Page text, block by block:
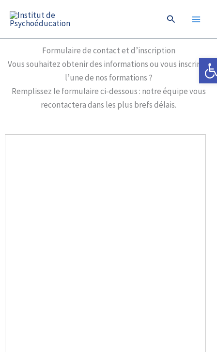
Rechercher
Formulaire de contact et d’inscription
Vous souhaitez obtenir des informations ou vous inscrire à
l’une de nos formations ?
Remplissez le formulaire ci-dessous : notre équipe vous
recontactera dans les plus brefs délais.